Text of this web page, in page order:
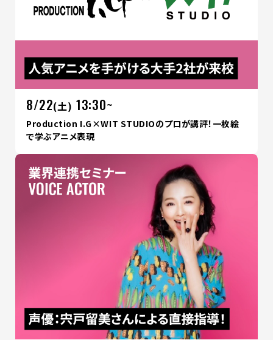
8/22(土) 13:30~
Production I.G×WIT STUDIOのプロが講評！一枚絵
で学ぶアニメ表現